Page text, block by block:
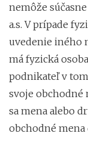
nemôže súčasne
a.s. V prípade
uvedenie iného
má fyzická
podnikateľ v
svoje
sa mena alebo
obchodné mena